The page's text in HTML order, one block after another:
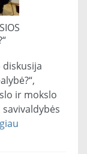
diskusija
ir mokslo